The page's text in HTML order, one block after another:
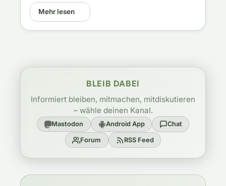
Mehr lesen
BLEIB DABEI
Informiert bleiben, mitmachen, mitdiskutieren
– wähle deinen Kanal.
Mastodon Android App Chat
Forum RSS Feed